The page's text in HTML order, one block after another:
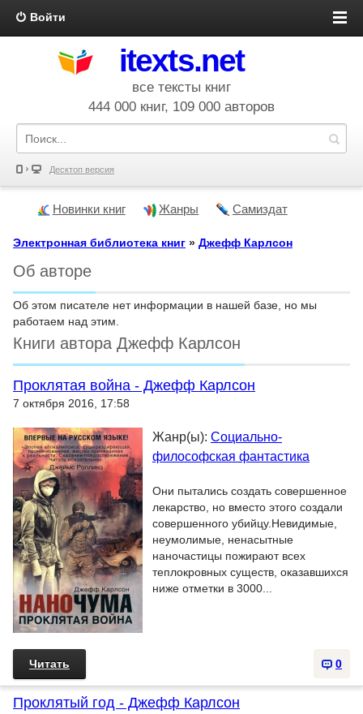
Войти
itexts.net
все тексты книг
444 000 книг, 109 000 авторов
Десктоп версия
Новинки книг Жанры Самиздат
Электронная библиотека книг » Джефф Карлсон
Об авторе
Об этом писателе нет информации в нашей базе, но мы
работаем над этим.
Книги автора Джефф Карлсон
Проклятая война - Джефф Карлсон
7 октября 2016, 17:58
Жанр(ы): Социально-
философская фантастика
Они пытались создать совершенное
лекарство, но вместо этого создали
совершенного убийцу.Невидимые,
неумолимые, ненасытные
наночастицы пожирают всех
теплокровных существ, оказавшихся
ниже отметки в 3000...
0
Читать
Проклятый год - Джефф Карлсон